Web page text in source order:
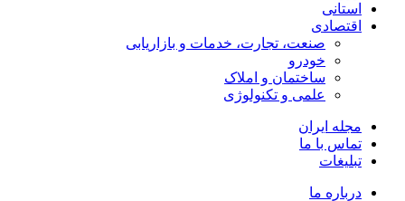
استانی
اقتصادی
صنعت، تجارت، خدمات و بازاریابی
خودرو
ساختمان و املاک
علمی و تکنولوژی
مجله ایران
تماس با ما
تبلیغات
درباره ما